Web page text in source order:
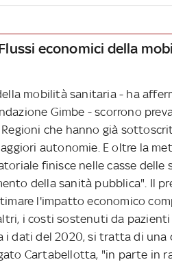
economici della
mobilità sanitaria - ha
Gimbe - scorrono
che hanno già
autonomie. E oltre la
finisce nelle casse
della sanità pubblica". Il
l'impatto economico
i costi sostenuti da
i dati del 2020, si tratta di una
Cartabellotta, "in parte in